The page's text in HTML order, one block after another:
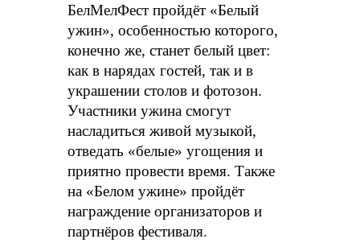
БелМелФест пройдёт «Белый
ужин», особенностью которого,
конечно же, станет белый цвет:
как в нарядах гостей, так и в
украшении столов и фотозон.
Участники ужина смогут
насладиться живой музыкой,
отведать «белые» угощения и
приятно провести время. Также
на «Белом ужине» пройдёт
награждение организаторов и
партнёров фестиваля.